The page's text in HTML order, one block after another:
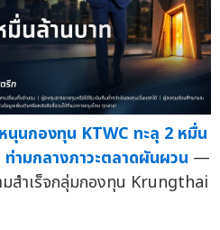
นกองทุน KTWC ทะลุ 2 หมื่น
ามกลางภาวะตลาดผันผวน —
มสำเร็จกลุ่มกองทุน Krungthai